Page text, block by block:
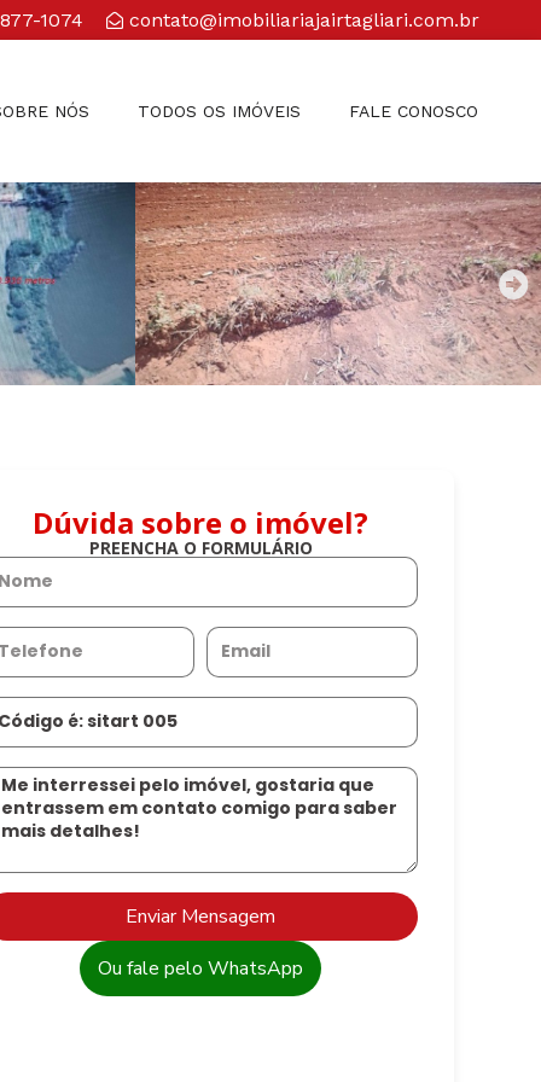
1074 contato@imobiliariajairtagliari.com.br​
NÓS TODOS OS IMÓVEIS FALE CONOSCO
Comprar
Dúvida sobre o imóvel?
PREENCHA O FORMULÁRIO
Enviar Mensagem
Ou fale pelo WhatsApp